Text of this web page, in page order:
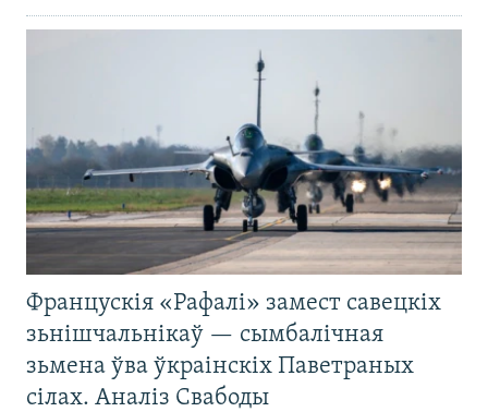
Францускія «Рафалі» замест савецкіх
зьнішчальнікаў — сымбалічная
зьмена ўва ўкраінскіх Паветраных
сілах. Аналіз Свабоды